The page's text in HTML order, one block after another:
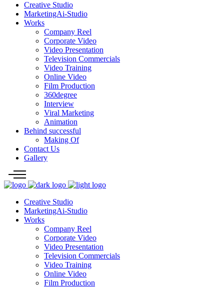
Creative Studio
MarketingAi-Studio
Works
Company Reel
Corporate Video
Video Presentation
Television Commercials
Video Training
Online Video
Film Production
360degree
Interview
Viral Marketing
Animation
Behind successful
Making Of
Contact Us
Gallery
Creative Studio
MarketingAi-Studio
Works
Company Reel
Corporate Video
Video Presentation
Television Commercials
Video Training
Online Video
Film Production